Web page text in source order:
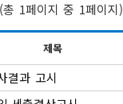
1페이지 중 1페이지)
제목
결과 고시